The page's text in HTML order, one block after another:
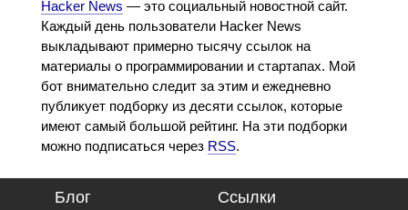
Hacker News — это социальный новостной сайт.
Каждый день пользователи Hacker News
выкладывают примерно тысячу ссылок на
материалы о программировании и стартапах. Мой
бот внимательно следит за этим и ежедневно
публикует подборку из десяти ссылок, которые
имеют самый большой рейтинг. На эти подборки
можно подписаться через RSS.
Блог Ссылки